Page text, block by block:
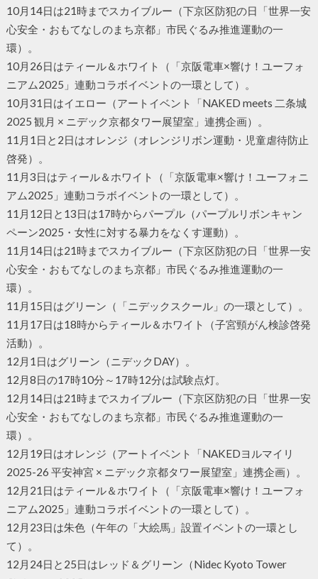
10月14日は21時までスカイブルー（下京区防犯の日「世界一安
心安全・おもてなしのまち京都」市民ぐるみ推進運動の一
環）。
10月26日はティール＆ホワイト（「京阪電車×響け！ユーフォ
ニアム2025」連動コラボイベントの一環として）。
10月31日はイエロー（アートイベント「NAKED meets 二条城
2025 観月 × ニデック京都タワー展望室」連携企画）。
11月1日と2日はオレンジ（オレンジリボン運動・児童虐待防止
啓発）。
11月3日はティール＆ホワイト（「京阪電車×響け！ユーフォニ
アム2025」連動コラボイベントの一環として）。
11月12日と13日は17時からパープル（パープルリボンキャン
ペーン2025・女性に対する暴力をなくす運動）。
11月14日は21時までスカイブルー（下京区防犯の日「世界一安
心安全・おもてなしのまち京都」市民ぐるみ推進運動の一
環）。
11月15日はグリーン（「ニデックスクール」の一環として）。
11月17日は18時からティール＆ホワイト（子宮頸がん検診啓発
活動）。
12月1日はグリーン（ニデックDAY）。
12月8日の17時10分～17時12分は試験点灯。
12月14日は21時までスカイブルー（下京区防犯の日「世界一安
心安全・おもてなしのまち京都」市民ぐるみ推進運動の一
環）。
12月19日はオレンジ（アートイベント「NAKEDヨルマイリ
2025-26 平安神宮 × ニデック京都タワー展望室」連携企画）。
12月21日はティール＆ホワイト（「京阪電車×響け！ユーフォ
ニアム2025」連動コラボイベントの一環として）。
12月23日は朱色（午年の「大絵馬」設置イベントの一環とし
て）。
12月24日と25日はレッド＆グリーン（Nidec Kyoto Tower